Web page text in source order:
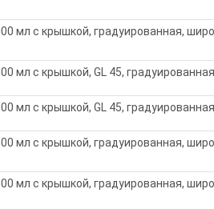
мл с крышкой, градуированная,
мл с крышкой, GL 45,
мл с крышкой, GL 45,
мл с крышкой, градуированная,
мл с крышкой, градуированная,